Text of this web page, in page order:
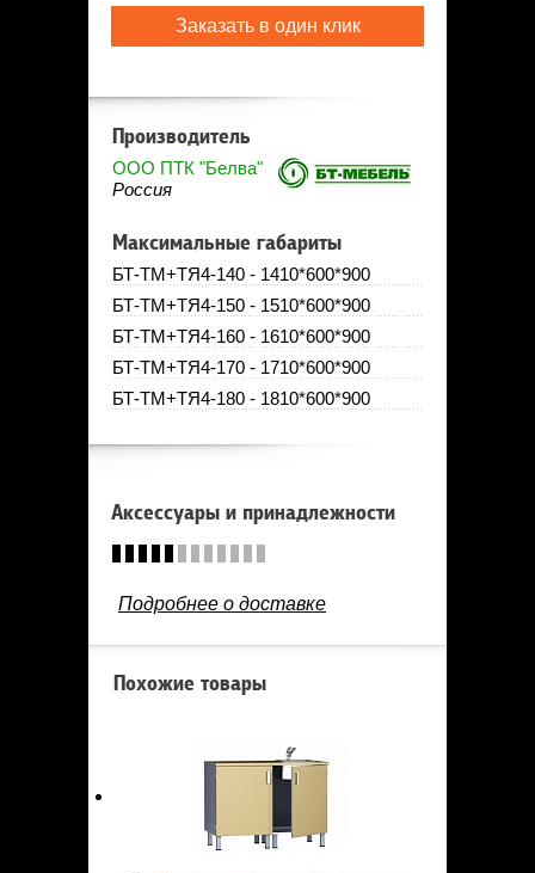
Заказать в один клик
Производитель
ООО ПТК "Белва"
Россия
Максимальные габариты
БТ-ТМ+ТЯ4-140 - 1410*600*900
БТ-ТМ+ТЯ4-150 - 1510*600*900
БТ-ТМ+ТЯ4-160 - 1610*600*900
БТ-ТМ+ТЯ4-170 - 1710*600*900
БТ-ТМ+ТЯ4-180 - 1810*600*900
Аксессуары и принадлежности
Подробнее о доставке
Похожие товары